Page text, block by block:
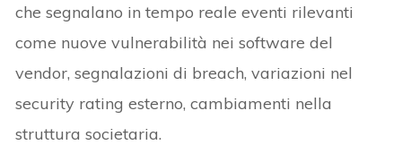
che segnalano in tempo reale eventi rilevanti
come nuove vulnerabilità nei software del
vendor, segnalazioni di breach, variazioni nel
security rating esterno, cambiamenti nella
struttura societaria.